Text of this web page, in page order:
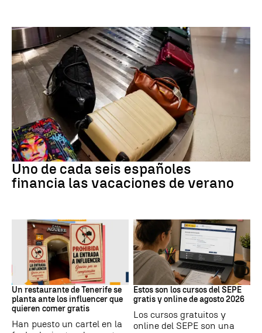
Subida precios
Uno de cada seis españoles
financia las vacaciones de verano
Redes Sociales
Un restaurante de Tenerife se
planta ante los influencer que
quieren comer gratis
Han puesto un cartel en la
Formación
Estos son los cursos del SEPE
gratis y online de agosto 2026
Los cursos gratuitos y
online del SEPE son una